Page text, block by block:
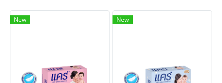
New New